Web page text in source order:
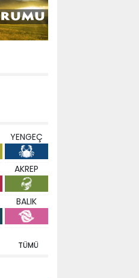
YENGEÇ
AKREP
BALIK
TÜMÜ